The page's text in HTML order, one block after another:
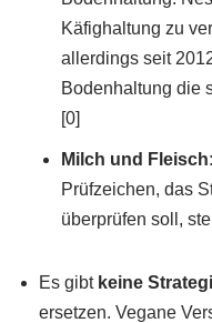
Käfighaltung zu
allerdings seit
Bodenhaltung die
[0]
Milch und Fleisch:
Prüfzeichen, das
überprüfen soll,
Es gibt keine
ersetzen. Vegane